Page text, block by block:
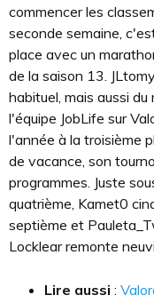
commencer les
seconde semaine,
place avec un
de la saison 13.
habituel, mais aussi
l'équipe JobLife sur
l'année à la troisième
de vacance, son
programmes. Juste
quatrième, Kamet0
septième et
Locklear remonte
Lire aussi :